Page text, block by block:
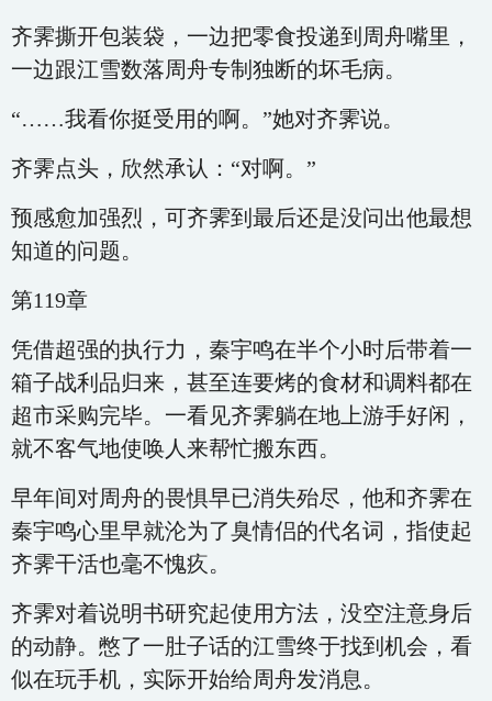
齐霁撕开包装袋，一边把零食投递到周舟嘴里，
一边跟江雪数落周舟专制独断的坏毛病。
“……我看你挺受用的啊。”她对齐霁说。
齐霁点头，欣然承认：“对啊。”
预感愈加强烈，可齐霁到最后还是没问出他最想
知道的问题。
第119章
凭借超强的执行力，秦宇鸣在半个小时后带着一
箱子战利品归来，甚至连要烤的食材和调料都在
超市采购完毕。一看见齐霁躺在地上游手好闲，
就不客气地使唤人来帮忙搬东西。
早年间对周舟的畏惧早已消失殆尽，他和齐霁在
秦宇鸣心里早就沦为了臭情侣的代名词，指使起
齐霁干活也毫不愧疚。
齐霁对着说明书研究起使用方法，没空注意身后
的动静。憋了一肚子话的江雪终于找到机会，看
似在玩手机，实际开始给周舟发消息。